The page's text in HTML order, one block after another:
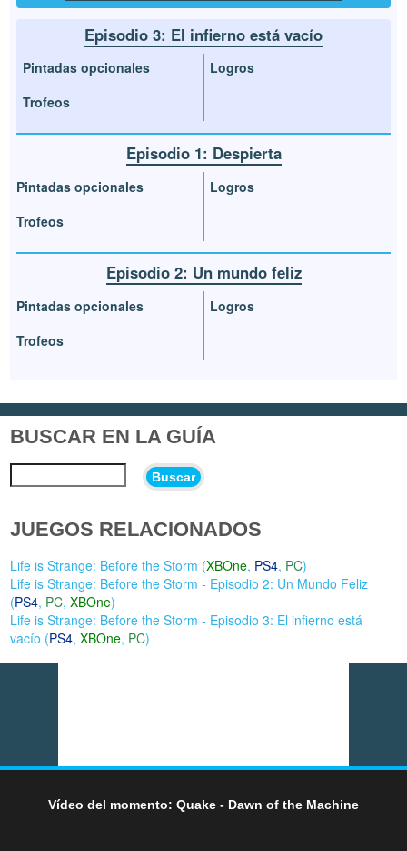
Episodio 3: El infierno está vacío
Pintadas opcionales
Trofeos
Logros
Episodio 1: Despierta
Pintadas opcionales
Trofeos
Logros
Episodio 2: Un mundo feliz
Pintadas opcionales
Trofeos
Logros
BUSCAR EN LA GUÍA
Buscar
JUEGOS RELACIONADOS
Life is Strange: Before the Storm (XBOne, PS4, PC)
Life is Strange: Before the Storm - Episodio 2: Un Mundo Feliz
(PS4, PC,XBOne)
Life is Strange: Before the Storm - Episodio 3: El infierno está
vacío (PS4,XBOne, PC)
Vídeo del momento: Quake - Dawn of the Machine